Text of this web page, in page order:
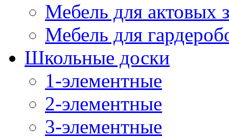
Мебель для актовых
Мебель для
Школьные доски
1-элементные
2-элементные
3-элементные